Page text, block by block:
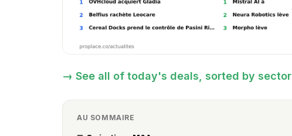
→ See all of today's deals, sorted by sector
AU SOMMAIRE